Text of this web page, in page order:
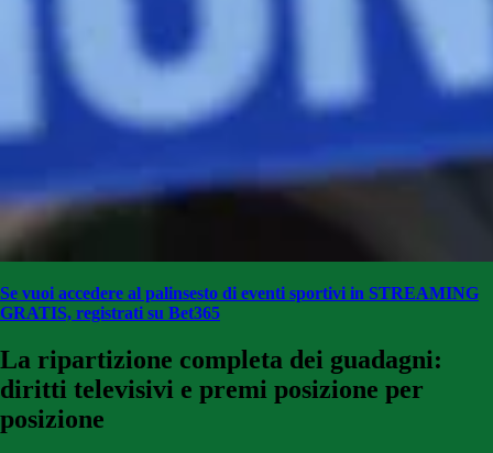
Se vuoi accedere al palinsesto di eventi sportivi in STREAMING
GRATIS, registrati su Bet365
La ripartizione completa dei guadagni:
diritti televisivi e premi posizione per
posizione